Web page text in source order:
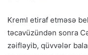
Kreml etiraf etməsə
təcavüzündən sonra
zəifləyib, qüvvələr